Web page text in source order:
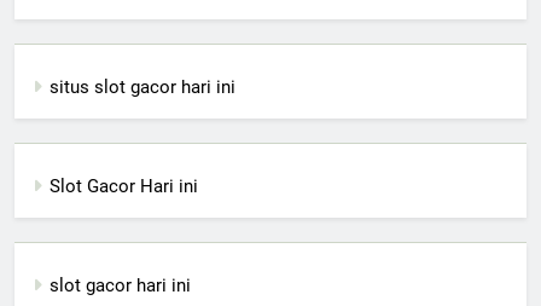
situs slot gacor hari ini
Slot Gacor Hari ini
slot gacor hari ini